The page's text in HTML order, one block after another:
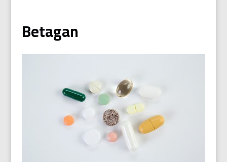
Betagan